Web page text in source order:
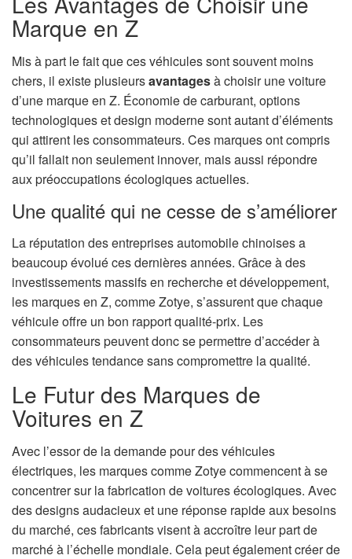
Marque en Z
Mis à part le fait que ces véhicules sont souvent moins
chers, il existe plusieursavantagesà choisir une voiture
d’une marque en Z. Économie de carburant, options
technologiques et design moderne sont autant d’éléments
qui attirent les consommateurs. Ces marques ont compris
qu’il fallait non seulement innover, mais aussi répondre
aux préoccupations écologiques actuelles.
Une qualité qui ne cesse de s’améliorer
La réputation des entreprises automobile chinoises a
beaucoup évolué ces dernières années. Grâce à des
investissements massifs en recherche et développement,
les marques en Z, comme Zotye, s’assurent que chaque
véhicule offre un bon rapport qualité-prix. Les
consommateurs peuvent donc se permettre d’accéder à
des véhicules tendance sans compromettre la qualité.
Le Futur des Marques de
Voitures en Z
Avec l’essor de la demande pour des véhicules
électriques, les marques comme Zotye commencent à se
concentrer sur la fabrication de voitures écologiques. Avec
des designs audacieux et une réponse rapide aux besoins
du marché, ces fabricants visent à accroître leur part de
marché à l’échelle mondiale. Cela peut également créer de